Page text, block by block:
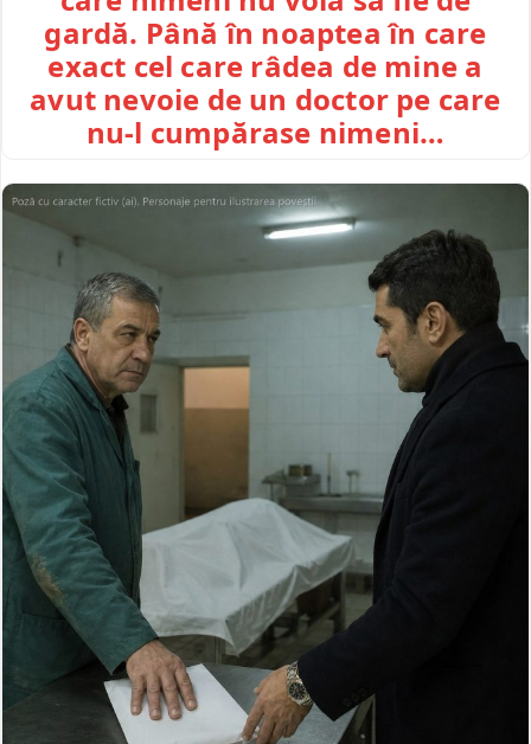
gardă. Până în noaptea în care
exact cel care râdea de mine a
avut nevoie de un doctor pe care
nu-l cumpărase nimeni…